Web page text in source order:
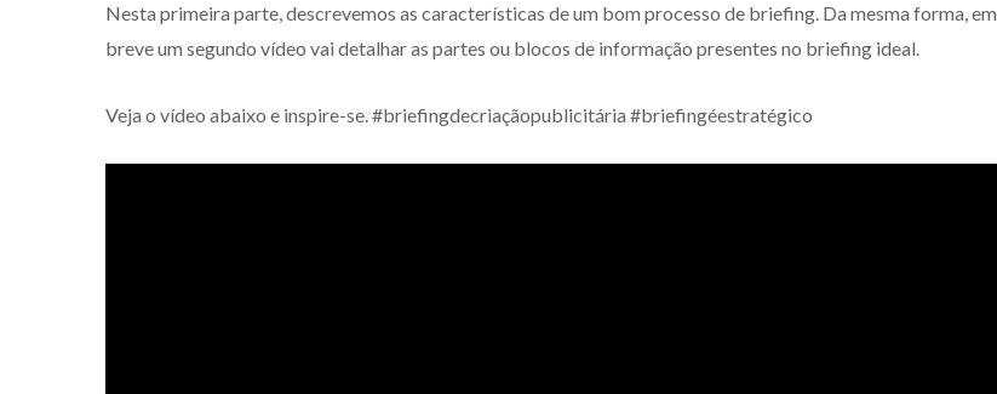
Nesta primeira parte, descrevemos as características de um bom processo de briefing. Da mesma forma, em
breve um segundo vídeo vai detalhar as partes ou blocos de informação presentes no briefing ideal.
Veja o vídeo abaixo e inspire-se. #briefingdecriaçãopublicitária #briefingéestratégico